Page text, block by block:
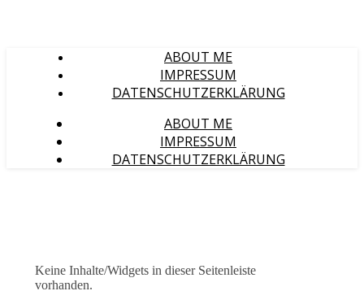
ABOUT ME
IMPRESSUM
DATENSCHUTZERKLÄRUNG
ABOUT ME
IMPRESSUM
DATENSCHUTZERKLÄRUNG
Keine Inhalte/Widgets in dieser Seitenleiste
vorhanden.